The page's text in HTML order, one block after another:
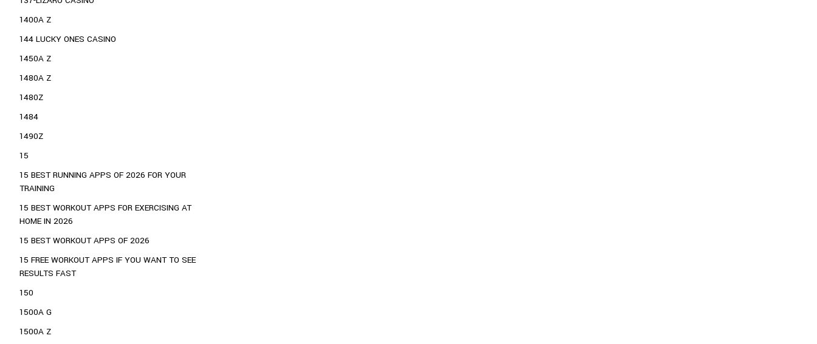
1400A Z
144 LUCKY ONES CASINO
1450A Z
1480A Z
1480Z
1484
1490Z
15
15 BEST RUNNING APPS OF 2026 FOR YOUR
TRAINING
15 BEST WORKOUT APPS FOR EXERCISING AT
HOME IN 2026
15 BEST WORKOUT APPS OF 2026
15 FREE WORKOUT APPS IF YOU WANT TO SEE
RESULTS FAST
150
1500A G
1500A Z